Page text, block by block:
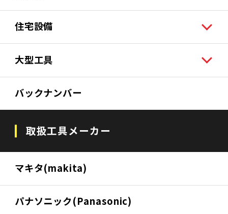
住宅設備
大型工具
バックナンバー
取扱工具メーカー
マキタ(makita)
パナソニック(Panasonic)